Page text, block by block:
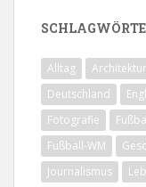
Alltag Architektur
Deutschland
Fotografie
Fußball-WM
Journalismus